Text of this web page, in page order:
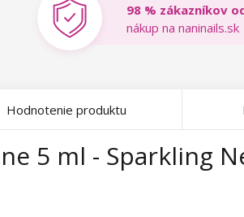
98 % zákazníkov
nákup na naninails.sk
5 ml - Sparkling
Hodnotenie produktu